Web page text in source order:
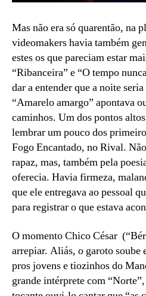
Mas não era só quarentão, na
videomakers havia também
estes os que pareciam estar
“Ribanceira” e “O tempo
dar a entender que a noite
“Amarelo amargo” apontava
caminhos. Um dos pontos
lembrar um pouco dos
Fogo Encantado, no Rival.
rapaz, mas, também pela
oferecia. Havia firmeza,
que ele entregava ao pessoal
para registrar o que estava
O momento Chico César
arrepiar. Aliás, o garoto soube
pros jovens e tiozinhos do
grande intérprete com